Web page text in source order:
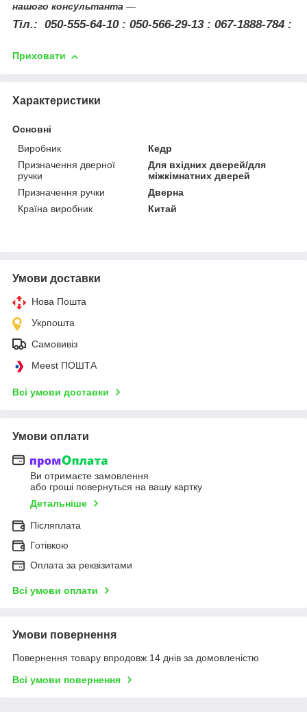
нашого консультанта —
Тіл.: 050-555-64-10 : 050-566-29-13 : 067-1888-784 :
Приховати
Характеристики
Основні
Виробник
Кедр
Призначення дверної
ручки
Для вхідних дверей/для
міжкімнатних дверей
Призначення ручки
Дверна
Країна виробник
Китай
Умови доставки
Нова Пошта
Укрпошта
Самовивіз
Meest ПОШТА
Всі умови доставки
Умови оплати
Ви отримаєте замовлення
або гроші повернуться на вашу картку
Детальніше
Післяплата
Готівкою
Оплата за реквізитами
Всі умови оплати
Умови повернення
Повернення товару впродовж 14 днів за домовленістю
Всі умови повернення